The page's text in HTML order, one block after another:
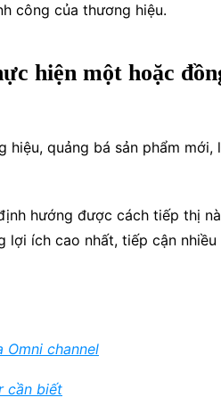
công của thương hiệu.
hiện một hoặc
quảng bá sản phẩm mới,
hướng được cách tiếp thị
lợi ích cao nhất, tiếp cận nhiều
Omni channel
cần biết